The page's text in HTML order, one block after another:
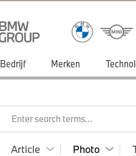
Bedrijf Merken
Enter search terms...
Article Photo